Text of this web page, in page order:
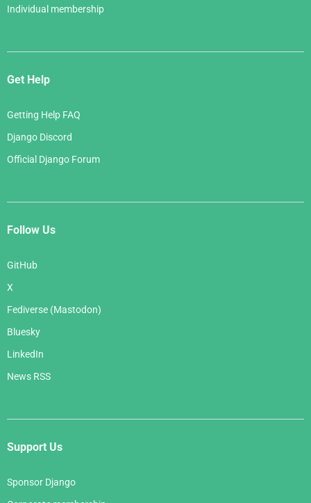
Individual membership
Get Help
Getting Help FAQ
Django Discord
Official Django Forum
Follow Us
GitHub
X
Fediverse (Mastodon)
Bluesky
LinkedIn
News RSS
Support Us
Sponsor Django